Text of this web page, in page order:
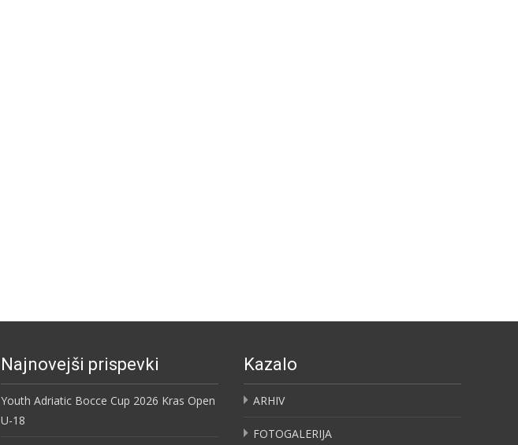
Najnovejši prispevki
Youth Adriatic Bocce Cup 2026 Kras Open
U-18
Kazalo
ARHIV
FOTOGALERIJA